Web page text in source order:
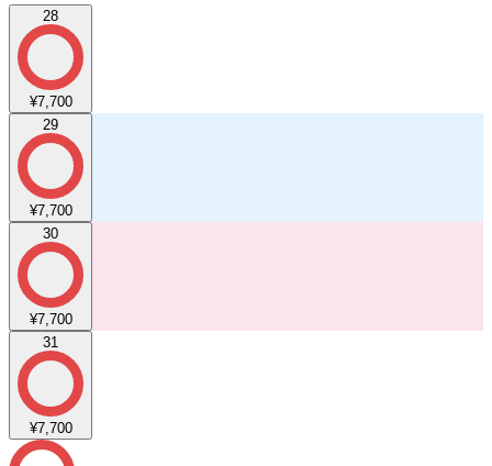
28
¥7,700
29
¥7,700
30
¥7,700
31
¥7,700